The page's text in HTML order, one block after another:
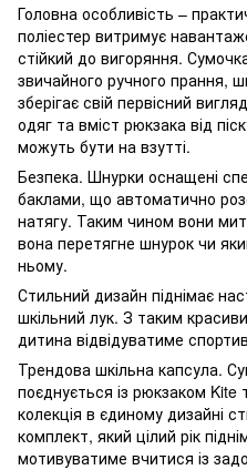
Головна особливість –
поліестер витримує
стійкий до вигоряння.
звичайного ручного прання,
зберігає свій первісний
одяг та вміст рюкзака від
можуть бути на взутті.
Безпека. Шнурки оснащені
баклами, що автоматично
натягу. Таким чином вони
вона перетягне шнурок чи
ньому.
Стильний дизайн піднімає
шкільний лук. З таким
дитина відвідуватиме
Трендова шкільна капсула.
поєднується із рюкзаком
колекція в єдиному дизайні
комплект, який цілий рік
мотивуватиме вчитися із